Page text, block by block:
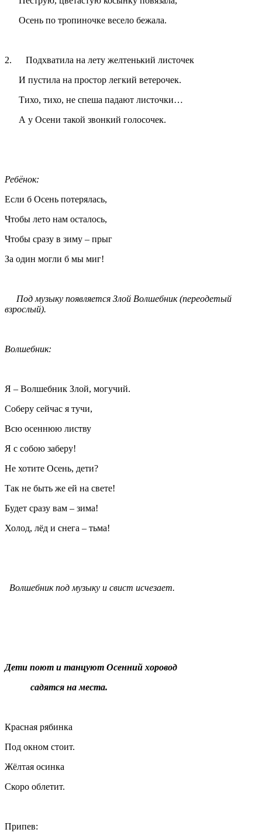
Осень по тропиночке весело бежала.
2. Подхватила на лету желтенький листочек
И пустила на простор легкий ветерочек.
Тихо, тихо, не спеша падают листочки…
А у Осени такой звонкий голосочек.
Ребёнок:
Если б Осень потерялась,
Чтобы лето нам осталось,
Чтобы сразу в зиму – прыг
За один могли б мы миг!
Под музыку появляется Злой Волшебник (переодетый
взрослый).
Волшебник:
Я – Волшебник Злой, могучий.
Соберу сейчас я тучи,
Всю осеннюю листву
Я с собою заберу!
Не хотите Осень, дети?
Так не быть же ей на свете!
Будет сразу вам – зима!
Холод, лёд и снега – тьма!
Волшебник под музыку и свист исчезает.
Дети поют и танцуют Осенний хоровод
садятся на места.
Красная рябинка
Под окном стоит.
Жёлтая осинка
Скоро облетит.
Припев: